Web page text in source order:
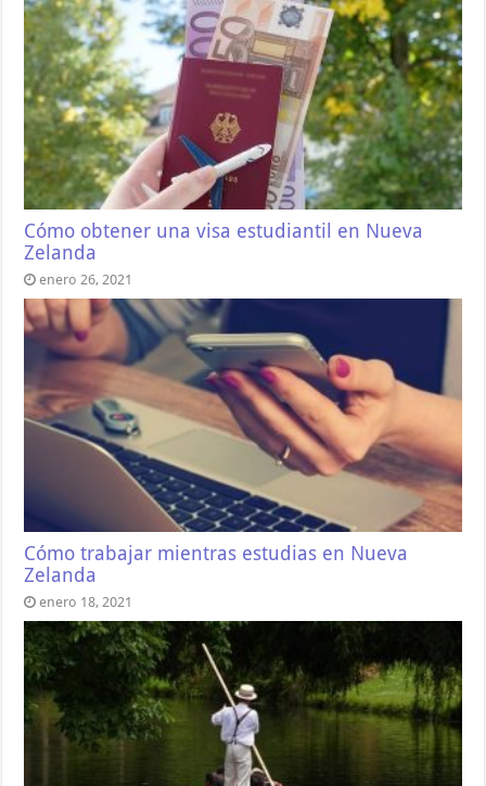
Cómo obtener una visa estudiantil en Nueva
Zelanda
enero 26, 2021
Cómo trabajar mientras estudias en Nueva
Zelanda
enero 18, 2021